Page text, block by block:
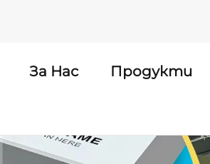
За Нас Продукти